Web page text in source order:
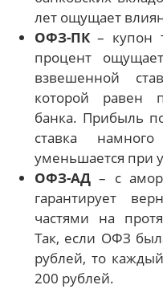
лет ощущает
ОФЗ-ПК– купон
процент
взвешенной
которой равен
банка. Прибыль
ставка
уменьшается при
ОФЗ-АД– с
гарантирует
частями на
Так, если ОФЗ
рублей, то
200 рублей.